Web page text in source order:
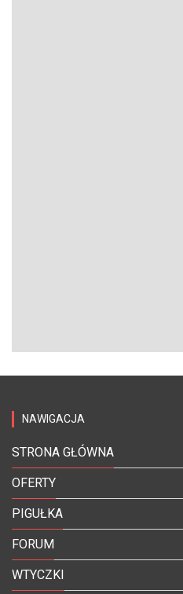
NAWIGACJA
STRONA GŁÓWNA
OFERTY
PIGUŁKA
FORUM
WTYCZKI